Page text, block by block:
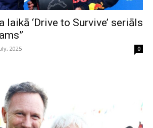
laikā ‘Drive to Survive’ seriāls
2025 0